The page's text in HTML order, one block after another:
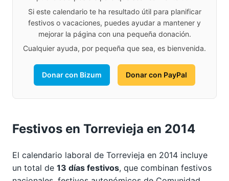
Si este calendario te ha resultado útil para planificar
festivos o vacaciones, puedes ayudar a mantener y
mejorar la página con una pequeña donación.
Cualquier ayuda, por pequeña que sea, es bienvenida.
Donar con Bizum Donar con PayPal
Festivos en Torrevieja en 2014
El calendario laboral de Torrevieja en 2014 incluye
un total de 13 días festivos, que combinan festivos